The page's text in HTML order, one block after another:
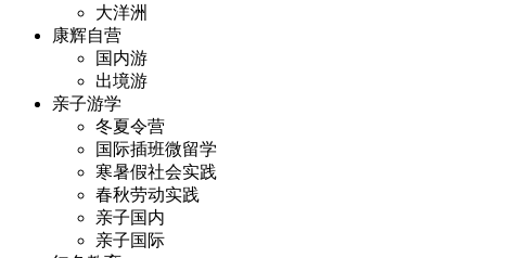
大洋洲
康辉自营
国内游
出境游
亲子游学
冬夏令营
国际插班微留学
寒暑假社会实践
春秋劳动实践
亲子国内
亲子国际